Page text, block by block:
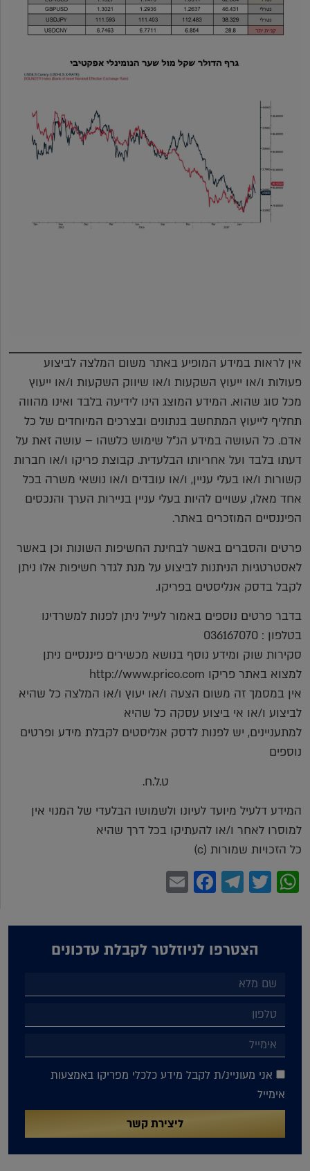
אין לראות במידע המופיע באתר משום המלצה לביצוע
פעולות ו/או ייעוץ השקעות ו/או שיווק השקעות ו/או ייעוץ
מכל סוג שהוא. המידע המוצג הינו לידיעה בלבד ואינו מהווה
תחליף לייעוץ המתחשב בנתונים ובצרכים המיוחדים של כל
אדם. כל העושה במידע הנ"ל שימוש כלשהו – עושה זאת על
דעתו בלבד ועל אחריותו הבלעדית. קבוצת פריקו ו/או חברות
קשורות ו/או בעלי עניין, ו/או עובדים ו/או נושאי משרה בכל
אחד מאלו, עשויים להיות בעלי עניין בניירות הערך והנכסים
הפיננסיים המוזכרים באתר.
פרטים והסברים באשר לבחינת החשיפות השונות וכן באשר
לאסטרטגיות הניתנות לביצוע על מנת לגדר חשיפות אלו ניתן
לקבל בדסק אנליסטים בפריקו.
בדבר פרטים נוספים באמור לעייל ניתן לפנות למשרדינו
בטלפון : 036167070
סקירות שוק ומידע נוסף בנושא מכשירים פיננסיים ניתן
למצוא באתר פריקו http://www.prico.com
אין במסמך זה משום הצעה ו/או יעוץ ו/או המלצה כל שהיא
לביצוע ו/או אי ביצוע עסקה כל שהיא
למתעניינים, יש לפנות לדסק אנליסטים לקבלת מידע ופרטים
נוספים
ט.ל.ח.
המידע דלעיל מיועד לעיונו ולשמושו הבלעדי של המנוי אין
למוסרו לאחר ו/או להעתיקו בכל דרך שהיא
כל הזכויות שמורות (c)
WhatsApp
Twitter
Telegram
Facebook
הצטרפו לניוזלטר לקבלת עדכונים
אני מעוניינ/ת לקבל מידע כלכלי מפריקו באמצעות
אימייל
ליצירת קשר